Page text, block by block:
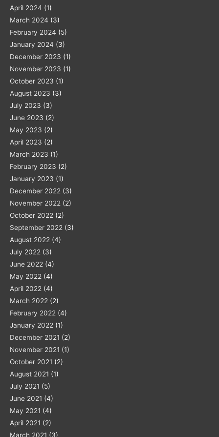
April 2024 (1)
March 2024 (3)
February 2024 (5)
January 2024 (3)
December 2023 (1)
November 2023 (1)
October 2023 (1)
August 2023 (3)
July 2023 (3)
June 2023 (2)
May 2023 (2)
April 2023 (2)
March 2023 (1)
February 2023 (2)
January 2023 (1)
December 2022 (3)
November 2022 (2)
October 2022 (2)
September 2022 (3)
August 2022 (4)
July 2022 (3)
June 2022 (4)
May 2022 (4)
April 2022 (4)
March 2022 (2)
February 2022 (4)
January 2022 (1)
December 2021 (2)
November 2021 (1)
October 2021 (2)
August 2021 (1)
July 2021 (5)
June 2021 (4)
May 2021 (4)
April 2021 (2)
March 2021 (3)